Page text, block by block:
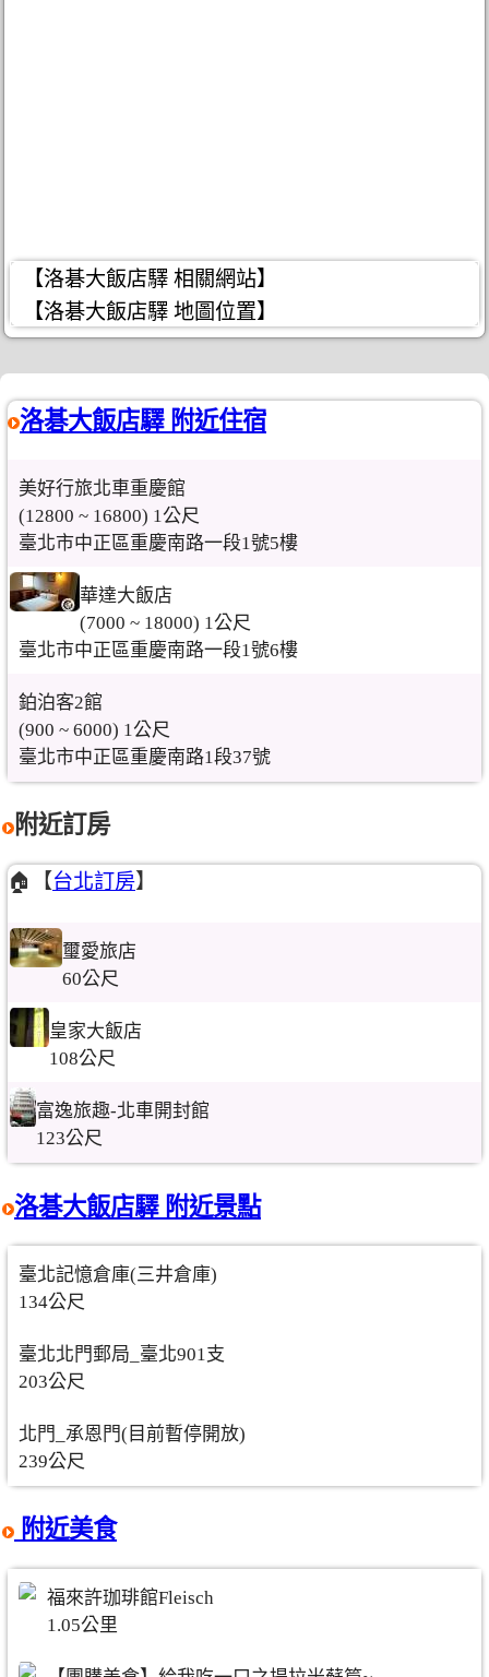
【洛碁大飯店驛 相關網站】
【洛碁大飯店驛 地圖位置】
洛碁大飯店驛 附近住宿
美好行旅北車重慶館
(12800 ~ 16800) 1公尺
臺北市中正區重慶南路一段1號5樓
華達大飯店
(7000 ~ 18000) 1公尺
臺北市中正區重慶南路一段1號6樓
鉑泊客2館
(900 ~ 6000) 1公尺
臺北市中正區重慶南路1段37號
附近訂房
🏠【台北訂房】
璽愛旅店
60公尺
皇家大飯店
108公尺
富逸旅趣-北車開封館
123公尺
洛碁大飯店驛 附近景點
臺北記憶倉庫(三井倉庫)
134公尺
臺北北門郵局_臺北901支
203公尺
北門_承恩門(目前暫停開放)
239公尺
附近美食
福來許珈琲館Fleisch
1.05公里